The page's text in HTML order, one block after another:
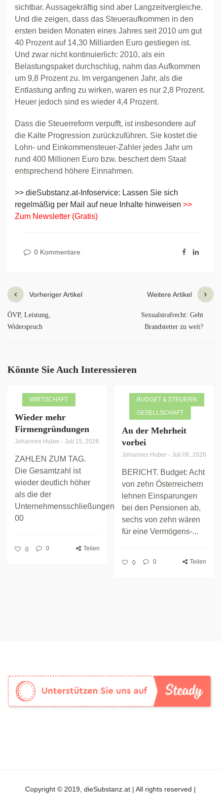
sichtbar. Aussagekräftig sind aber Langzeitvergleiche.
Und die zeigen, dass das Steueraufkommen in den
ersten beiden Monaten eines Jahres seit 2010 um gut
40 Prozent auf 14,30 Milliarden Euro gestiegen ist.
Und zwar nicht kontinuierlich: 2010, als ein
Belastungspaket durchschlug, nahm das Aufkommen
um 9,8 Prozent zu. Im vergangenen Jahr, als die
Entlastung anfing zu wirken, waren es nur 2,8 Prozent.
Heuer jedoch sind es wieder 4,4 Prozent.
Dass die Steuerreform verpufft, ist insbesondere auf
die Kalte Progression zurückzuführen. Sie kostet die
Lohn- und Einkommensteuer-Zahler jedes Jahr um
rund 400 Millionen Euro bzw. beschert dem Staat
entsprechend höhere Einnahmen.
>> dieSubstanz.at-Infoservice: Lassen Sie sich
regelmäßig per Mail auf neue Inhalte hinweisen >>
Zum Newsletter (Gratis)
0 Kommentare
Vorheriger Artikel
ÖVP, Leistung,
Widerspruch
Weitere Artikel
Sexualstrafrecht: Geht
Brandstetter zu weit?
Könnte Sie Auch Interessieren
WIRTSCHAFT
Wieder mehr
Firmengründungen
Johannes Huber - Juli 15, 2026
ZAHLEN ZUM TAG.
Die Gesamtzahl ist
wieder deutlich höher
als die der
Unternehmensschließungen.
00
0 0 Teilen
BUDGET & STEUERN
GESELLSCHAFT
An der Mehrheit
vorbei
Johannes Huber - Juli 06, 2026
BERICHT. Budget: Acht
von zehn Österreichern
lehnen Einsparungen
bei den Pensionen ab,
sechs von zehn wären
für eine Vermögens-...
0 0 Teilen
Copyright © 2019, dieSubstanz.at | All rights reserved |